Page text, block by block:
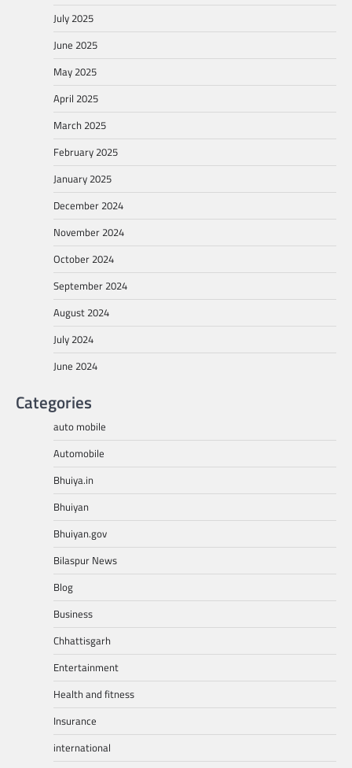
July 2025
June 2025
May 2025
April 2025
March 2025
February 2025
January 2025
December 2024
November 2024
October 2024
September 2024
August 2024
July 2024
June 2024
Categories
auto mobile
Automobile
Bhuiya.in
Bhuiyan
Bhuiyan.gov
Bilaspur News
Blog
Business
Chhattisgarh
Entertainment
Health and fitness
Insurance
international